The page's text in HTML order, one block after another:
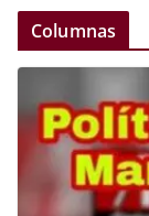
Columnas